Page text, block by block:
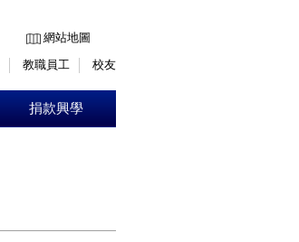
網站地圖
教職員工 校友
捐款興學